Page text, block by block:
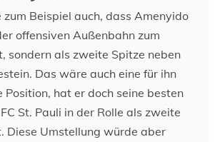
Beispiel auch, dass Amenyido
offensiven Außenbahn zum
sondern als zweite Spitze neben
Das wäre auch eine für ihn
Position, hat er doch seine besten
St. Pauli in der Rolle als zweite
Diese Umstellung würde aber